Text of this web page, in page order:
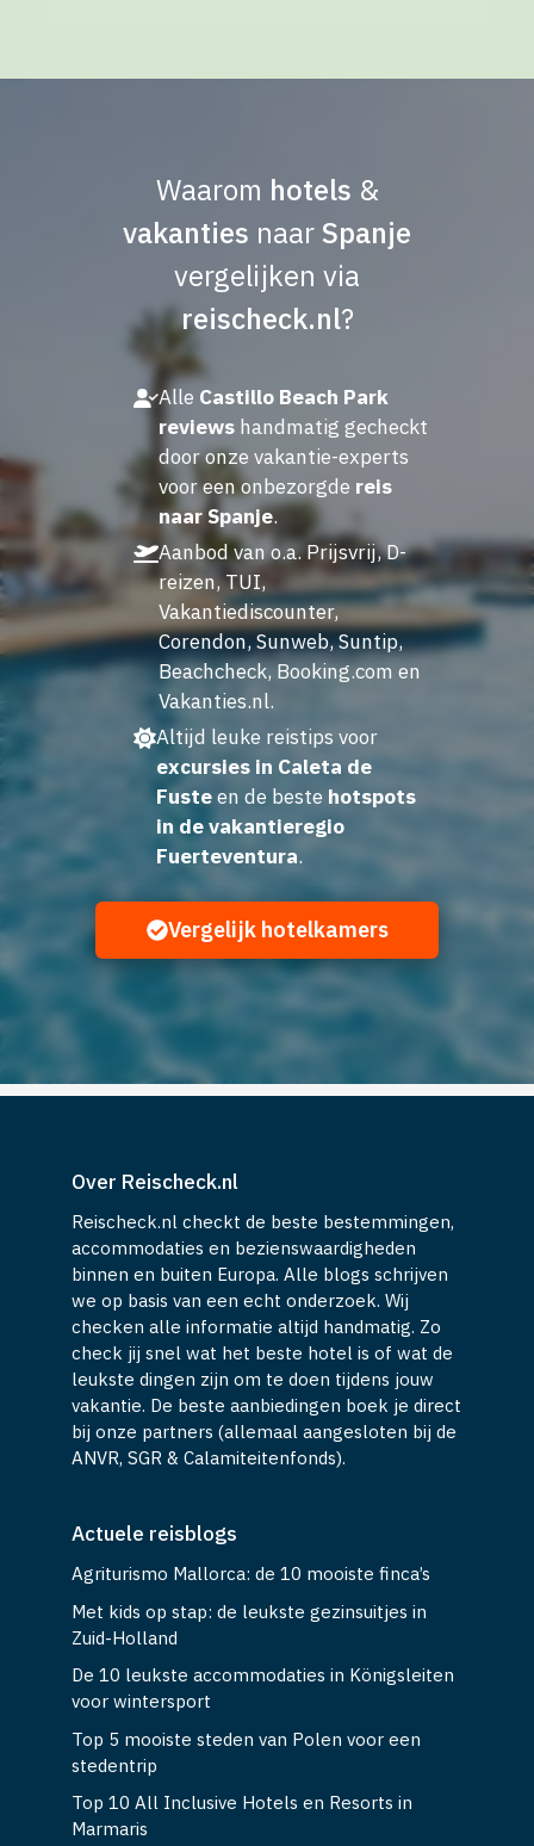
Waarom hotels &
vakanties naarSpanje
vergelijken via
reischeck.nl?
Alle Castillo Beach Park
reviewshandmatig gecheckt
door onze vakantie-experts
voor een onbezorgde reis
naar Spanje.
Aanbod van o.a. Prijsvrij, D-
reizen, TUI,
Vakantiediscounter,
Corendon, Sunweb, Suntip,
Beachcheck, Booking.com en
Vakanties.nl.
Altijd leuke reistips voor
excursies in Caleta de
Fusteen de beste hotspots
in de vakantieregio
Fuerteventura.
Vergelijk hotelkamers
Over Reischeck.nl
Reischeck.nl checkt de beste bestemmingen,
accommodaties en bezienswaardigheden
binnen en buiten Europa. Alle blogs schrijven
we op basis van een echt onderzoek. Wij
checken alle informatie altijd handmatig. Zo
check jij snel wat het beste hotel is of wat de
leukste dingen zijn om te doen tijdens jouw
vakantie. De beste aanbiedingen boek je direct
bij onze partners (allemaal aangesloten bij de
ANVR, SGR & Calamiteitenfonds).
Actuele reisblogs
Agriturismo Mallorca: de 10 mooiste finca’s
Met kids op stap: de leukste gezinsuitjes in
Zuid-Holland
De 10 leukste accommodaties in Königsleiten
voor wintersport
Top 5 mooiste steden van Polen voor een
stedentrip
Top 10 All Inclusive Hotels en Resorts in
Marmaris